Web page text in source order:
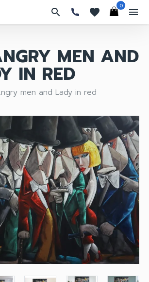
search favorites
0
menu
MEN AND
IN RED
men and Lady in red